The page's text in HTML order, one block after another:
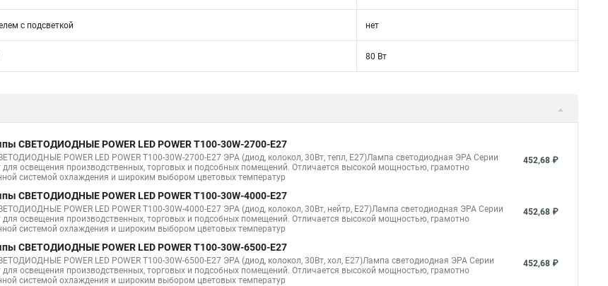
с подсветкой нет
80 Вт
СВЕТОДИОДНЫЕ POWER LED POWER T100-30W-2700-E27
POWER LED POWER T100-30W-2700-E27 ЭРА (диод, колокол, 30Вт, тепл, E27)Лампа светодиодная ЭРА Серии
для освещения производственных, торговых и подсобных помещений. Отличается высокой мощностью, грамотно
системой охлаждения и широким выбором цветовых температур
452,68 ₽
СВЕТОДИОДНЫЕ POWER LED POWER T100-30W-4000-E27
POWER LED POWER T100-30W-4000-E27 ЭРА (диод, колокол, 30Вт, нейтр, E27)Лампа светодиодная ЭРА Серии
для освещения производственных, торговых и подсобных помещений. Отличается высокой мощностью, грамотно
системой охлаждения и широким выбором цветовых температур
452,68 ₽
СВЕТОДИОДНЫЕ POWER LED POWER T100-30W-6500-E27
POWER LED POWER T100-30W-6500-E27 ЭРА (диод, колокол, 30Вт, хол, E27)Лампа светодиодная ЭРА Серии
для освещения производственных, торговых и подсобных помещений. Отличается высокой мощностью, грамотно
системой охлаждения и широким выбором цветовых температур
452,68 ₽